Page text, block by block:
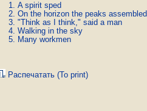
A spirit sped
On the horizon the peaks assembled
"Think as I think," said a man
Walking in the sky
Many workmen
Распечатать (To print)